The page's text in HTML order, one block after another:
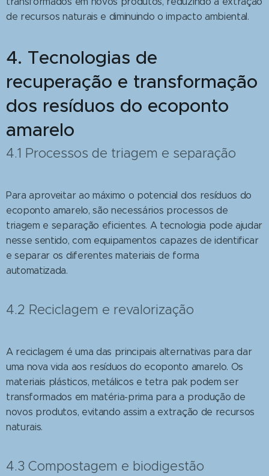
de recursos naturais e diminuindo o impacto ambiental.
4. Tecnologias de
recuperação e transformação
dos resíduos do ecoponto
amarelo
4.1 Processos de triagem e separação
Para aproveitar ao máximo o potencial dos resíduos do
ecoponto amarelo, são necessários processos de
triagem e separação eficientes. A tecnologia pode ajudar
nesse sentido, com equipamentos capazes de identificar
e separar os diferentes materiais de forma
automatizada.
4.2 Reciclagem e revalorização
A reciclagem é uma das principais alternativas para dar
uma nova vida aos resíduos do ecoponto amarelo. Os
materiais plásticos, metálicos e tetra pak podem ser
transformados em matéria-prima para a produção de
novos produtos, evitando assim a extração de recursos
naturais.
4.3 Compostagem e biodigestão